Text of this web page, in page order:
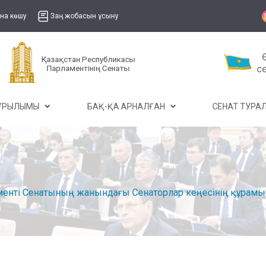
көшу Заң жобасын ұсыну
Қазақстан Республикасы
Парламентінің Сенаты
БАҚ-ҚА АРНАЛҒАН СЕНАТ
Сенатының жанындағы Сенаторлар кеңесінің құрамы